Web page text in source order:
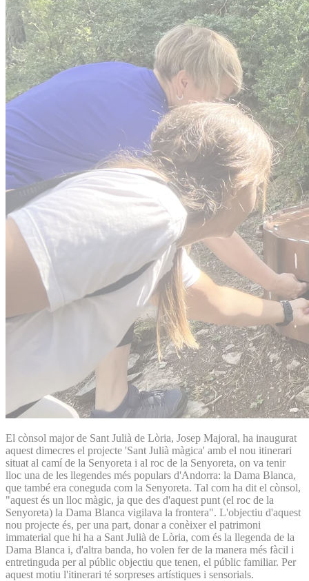
El cònsol major de Sant Julià de Lòria, Josep Majoral, ha inaugurat
aquest dimecres el projecte 'Sant Julià màgica' amb el nou itinerari
situat al camí de la Senyoreta i al roc de la Senyoreta, on va tenir
lloc una de les llegendes més populars d'Andorra: la Dama Blanca,
que també era coneguda com la Senyoreta. Tal com ha dit el cònsol,
"aquest és un lloc màgic, ja que des d'aquest punt (el roc de la
Senyoreta) la Dama Blanca vigilava la frontera". L'objectiu d'aquest
nou projecte és, per una part, donar a conèixer el patrimoni
immaterial que hi ha a Sant Julià de Lòria, com és la llegenda de la
Dama Blanca i, d'altra banda, ho volen fer de la manera més fàcil i
entretinguda per al públic objectiu que tenen, el públic familiar. Per
aquest motiu l'itinerari té sorpreses artístiques i sensorials.